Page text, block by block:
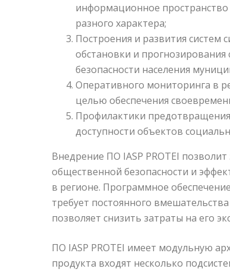
информационное
разного характера;
Построения и развития систем
обстановки и
безопасности населения
Оперативного мониторинга в
целью обеспечения
Профилактики
доступности объектов
Внедрение ПО IASP PROTEI
общественной безопасности и
в регионе. Программное
требует постоянного
позволяет снизить затраты на его
ПО IASP PROTEI имеет модульную
продукта входят несколько